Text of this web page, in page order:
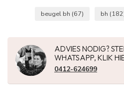
beugel bh (67) bh
ADVIES NODIG?
WHATSAPP, KLIK
0412-624699